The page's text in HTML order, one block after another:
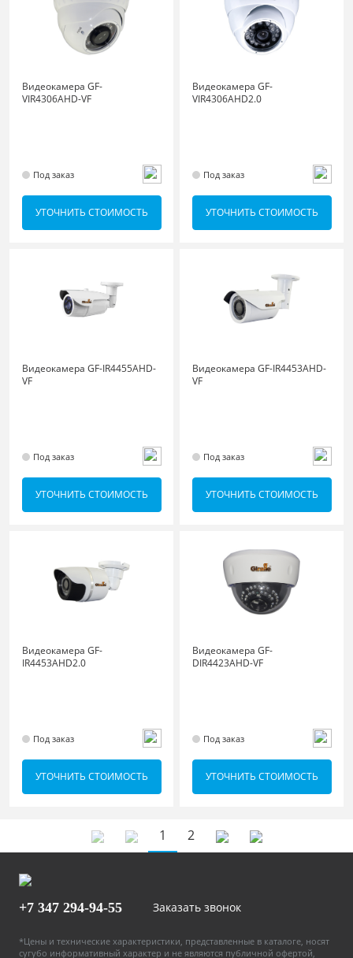
Видеокамера GF-
VIR4306AHD-VF
Под заказ
УТОЧНИТЬ СТОИМОСТЬ
Видеокамера GF-
VIR4306AHD2.0
Под заказ
УТОЧНИТЬ СТОИМОСТЬ
Видеокамера GF-IR4455AHD-
VF
Под заказ
УТОЧНИТЬ СТОИМОСТЬ
Видеокамера GF-IR4453AHD-
VF
Под заказ
УТОЧНИТЬ СТОИМОСТЬ
Видеокамера GF-
IR4453AHD2.0
Под заказ
УТОЧНИТЬ СТОИМОСТЬ
Видеокамера GF-
DIR4423AHD-VF
Под заказ
УТОЧНИТЬ СТОИМОСТЬ
1 2
+7 347 294-94-55 Заказать звонок
*Цены и технические характеристики, представленные в каталоге, носят
сугубо информативный характер и не являются публичной офертой,